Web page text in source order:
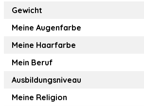
Gewicht
Meine Augenfarbe
Meine Haarfarbe
Mein Beruf
Ausbildungsniveau
Meine Religion